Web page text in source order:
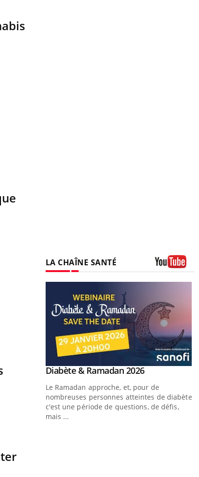
LA CHAÎNE SANTÉ
Youtube
Diabète & Ramadan 2026Youtube
Le Ramadan approche, et, pour de
nombreuses personnes atteintes de diabète,
c'est une période de questions, de défis,
mais ...